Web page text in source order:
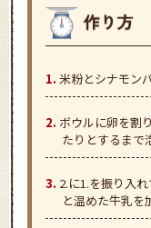
米粉とシナモン
ボウルに卵を割
たりとするまで
2.に1.を振り入
と温めた牛乳を